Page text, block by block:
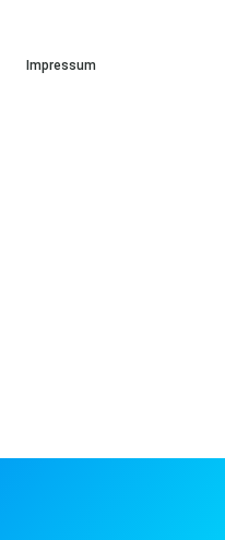
Impressum